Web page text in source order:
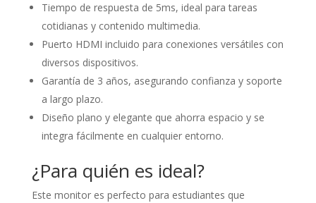
Tiempo de respuesta de 5ms, ideal para tareas
cotidianas y contenido multimedia.
Puerto HDMI incluido para conexiones versátiles con
diversos dispositivos.
Garantía de 3 años, asegurando confianza y soporte
a largo plazo.
Diseño plano y elegante que ahorra espacio y se
integra fácilmente en cualquier entorno.
¿Para quién es ideal?
Este monitor es perfecto para estudiantes que